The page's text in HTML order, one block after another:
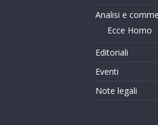
Analisi e
Ecce Homo
Editoriali
Eventi
Note legali